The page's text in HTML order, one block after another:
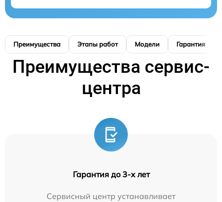
Преимущества Этапы работ Модели Гарантия
Преимущества сервис-
центра
Гарантия до 3-х лет
Сервисный центр устанавливает